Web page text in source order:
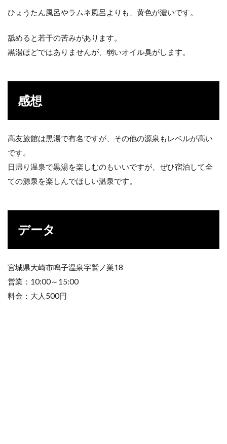
ひょうたん風呂やラムネ風呂よりも、黄色が濃いです。
舐めると若干の苦みがあります。
黒湯ほどではありませんが、弱いオイル臭がします。
感想
高友旅館は黒湯で有名ですが、その他の源泉もレベルが高い
です。
日帰り温泉で黒湯を楽しむのもいいですが、ぜひ宿泊して全
ての源泉を楽しんでほしい温泉です。
データ
宮城県大崎市鳴子温泉字鷲ノ巣18
営業：10:00～15:00
料金：大人500円